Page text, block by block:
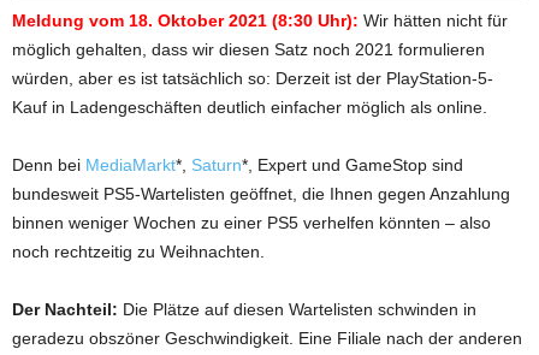
Meldung vom 18. Oktober 2021 (8:30 Uhr): Wir hätten nicht für
möglich gehalten, dass wir diesen Satz noch 2021 formulieren
würden, aber es ist tatsächlich so: Derzeit ist der PlayStation-5-
Kauf in Ladengeschäften deutlich einfacher möglich als online.
Denn bei MediaMarkt*, Saturn*, Expert und GameStop sind
bundesweit PS5-Wartelisten geöffnet, die Ihnen gegen Anzahlung
binnen weniger Wochen zu einer PS5 verhelfen könnten – also
noch rechtzeitig zu Weihnachten.
Der Nachteil: Die Plätze auf diesen Wartelisten schwinden in
geradezu obszöner Geschwindigkeit. Eine Filiale nach der anderen